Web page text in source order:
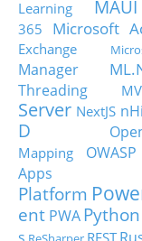
Learning
MAUI
365
Microsoft
Exchange
Manager
Threading
Server NextJS
D
Mapping
OWASP
Apps
Platform
ent PWA Python